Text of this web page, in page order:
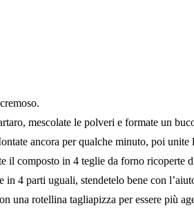
mescolate le polveri e formate un
ancora per qualche minuto, poi
composto in 4 teglie da forno
4 parti uguali, stendetelo bene con
rotellina tagliapizza per essere più